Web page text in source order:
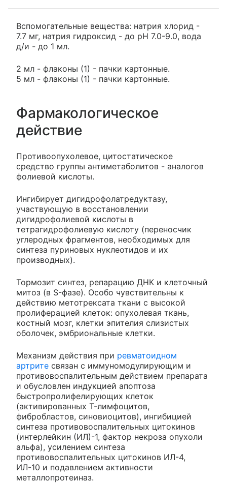
Вспомогательные вещества: натрия хлорид -
7.7 мг, натрия гидроксид - до pH 7.0-9.0, вода
д/и - до 1 мл.
2 мл - флаконы (1) - пачки картонные.
5 мл - флаконы (1) - пачки картонные.
Фармакологическое
действие
Противоопухолевое, цитостатическое
средство группы антиметаболитов - аналогов
фолиевой кислоты.
Ингибирует дигидрофолатредуктазу,
участвующую в восстановлении
дигидрофолиевой кислоты в
тетрагидрофолиевую кислоту (переносчик
углеродных фрагментов, необходимых для
синтеза пуриновых нуклеотидов и их
производных).
Тормозит синтез, репарацию ДНК и клеточный
митоз (в S-фазе). Особо чувствительны к
действию метотрексата ткани с высокой
пролиферацией клеток: опухолевая ткань,
костный мозг, клетки эпителия слизистых
оболочек, эмбриональные клетки.
Механизм действия при ревматоидном
артрите связан с иммуномодулирующим и
противовоспалительным действием препарата
и обусловлен индукцией апоптоза
быстропролифелирующих клеток
(активированных Т-лимфоцитов,
фибробластов, синовиоцитов), ингибицией
синтеза противовоспалительных цитокинов
(интерлейкин (ИЛ)-1, фактор некроза опухоли
альфа), усилением синтеза
противовоспалительных цитокинов ИЛ-4,
ИЛ-10 и подавлением активности
металлопротеиназ.